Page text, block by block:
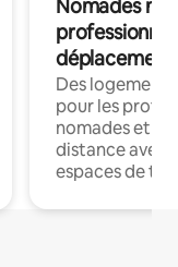
Nomades
déplacement
Des
pour les
nomades et
distance avec
espaces de